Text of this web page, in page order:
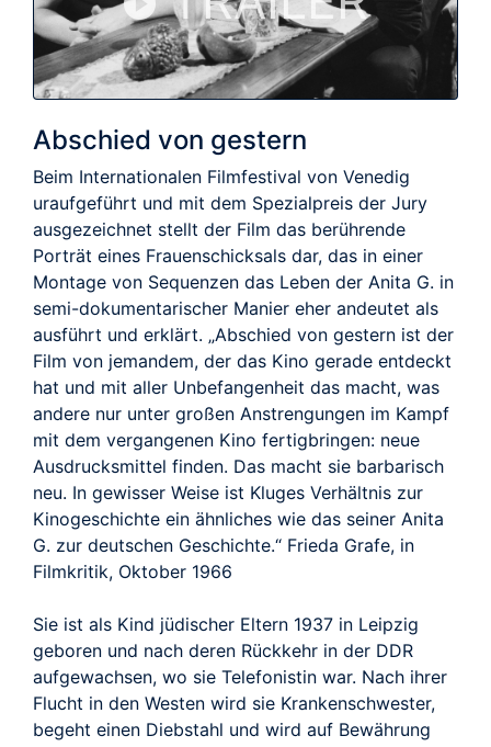
Abschied von gestern
Beim Internationalen Filmfestival von Venedig
uraufgeführt und mit dem Spezialpreis der Jury
ausgezeichnet stellt der Film das berührende
Porträt eines Frauenschicksals dar, das in einer
Montage von Sequenzen das Leben der Anita G. in
semi-dokumentarischer Manier eher andeutet als
ausführt und erklärt. „Abschied von gestern ist der
Film von jemandem, der das Kino gerade entdeckt
hat und mit aller Unbefangenheit das macht, was
andere nur unter großen Anstrengungen im Kampf
mit dem vergangenen Kino fertigbringen: neue
Ausdrucksmittel finden. Das macht sie barbarisch
neu. In gewisser Weise ist Kluges Verhältnis zur
Kinogeschichte ein ähnliches wie das seiner Anita
G. zur deutschen Geschichte.“ Frieda Grafe, in
Filmkritik, Oktober 1966
Sie ist als Kind jüdischer Eltern 1937 in Leipzig
geboren und nach deren Rückkehr in der DDR
aufgewachsen, wo sie Telefonistin war. Nach ihrer
Flucht in den Westen wird sie Krankenschwester,
begeht einen Diebstahl und wird auf Bewährung